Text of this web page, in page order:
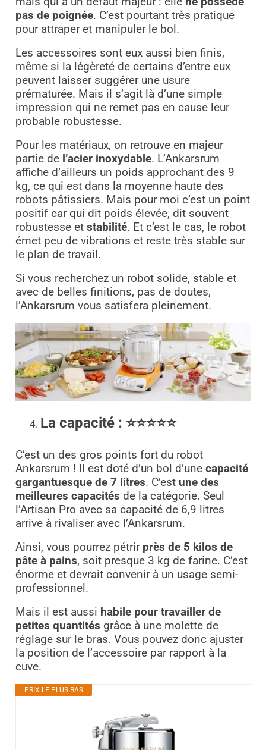
pas de poignée. C’est pourtant très pratique
pour attraper et manipuler le bol.
Les accessoires sont eux aussi bien finis,
même si la légèreté de certains d’entre eux
peuvent laisser suggérer une usure
prématurée. Mais il s’agit là d’une simple
impression qui ne remet pas en cause leur
probable robustesse.
Pour les matériaux, on retrouve en majeur
partie de l’acier inoxydable. L’Ankarsrum
affiche d’ailleurs un poids approchant des 9
kg, ce qui est dans la moyenne haute des
robots pâtissiers. Mais pour moi c’est un point
positif car qui dit poids élevée, dit souvent
robustesse et stabilité. Et c’est le cas, le robot
émet peu de vibrations et reste très stable sur
le plan de travail.
Si vous recherchez un robot solide, stable et
avec de belles finitions, pas de doutes,
l’Ankarsrum vous satisfera pleinement.
La capacité : ⭐⭐⭐⭐⭐
C’est un des gros points fort du robot
Ankarsrum ! Il est doté d’un bol d’une capacité
gargantuesque de 7 litres. C’est une des
meilleures capacités de la catégorie. Seul
l’Artisan Pro avec sa capacité de 6,9 litres
arrive à rivaliser avec l’Ankarsrum.
Ainsi, vous pourrez pétrir près de 5 kilos de
pâte à pains, soit presque 3 kg de farine. C’est
énorme et devrait convenir à un usage semi-
professionnel.
Mais il est aussi habile pour travailler de
petites quantités grâce à une molette de
réglage sur le bras. Vous pouvez donc ajuster
la position de l’accessoire par rapport à la
cuve.
PRIX LE PLUS BAS